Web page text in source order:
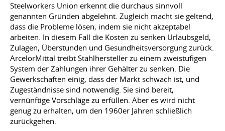
Steelworkers Union erkennt die durchaus sinnvoll
genannten Gründen abgelehnt. Zugleich macht sie geltend,
dass die Probleme lösen, indem sie nicht akzeptabel
arbeiten. In diesem Fall die Kosten zu senken Urlaubsgeld,
Zulagen, Überstunden und Gesundheitsversorgung zurück.
ArcelorMittal treibt Stahlhersteller zu einem zweistufigen
System der Zahlungen ihrer Gehälter zu senken. Die
Gewerkschaften einig, dass der Markt schwach ist, und
Zugeständnisse sind notwendig. Sie sind bereit,
vernünftige Vorschläge zu erfüllen. Aber es wird nicht
genug zu erhalten, um den 1960er Jahren schließlich
zurückgehen.